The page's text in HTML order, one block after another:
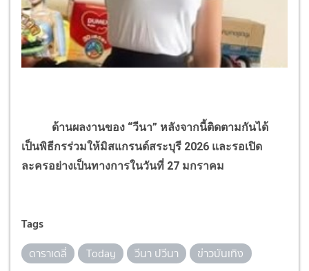
ด้านผลงานของ “วีนา” หลังจากนี้ติดตามกันได้
เป็นพิธีกรร่วมให้มิสแกรนด์สระบุรี 2026 และรอเปิด
ละครอย่างเป็นทางการในวันที่ 27 มกราคม
Tags
ดาราเดลี่ Today วีนา ปวีนา
ข่าวบันเทิง